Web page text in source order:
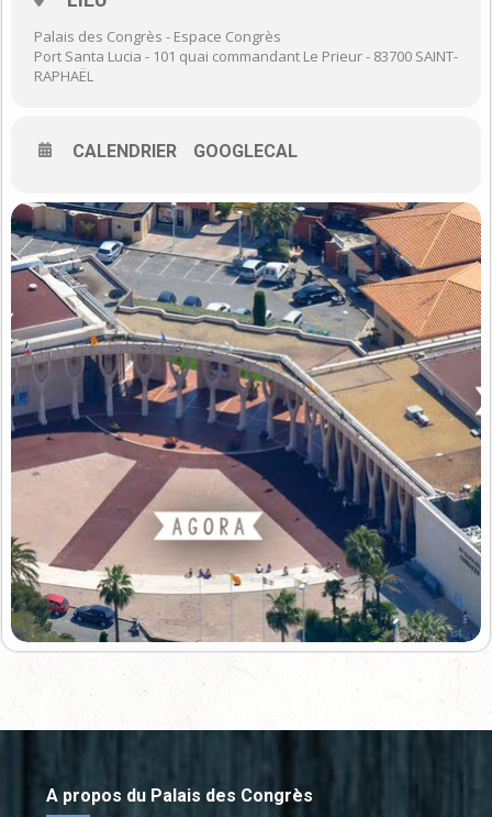
Vente de robes de mariée à emporter !
Ouverture au public : 10h-19h
Palais des Congrès - Espace Congrès
Port Santa Lucia - 101 quai commandant Le Prieur - 83700 SAINT-
RAPHAËL
CALENDRIER GOOGLECAL
A propos du Palais des Congrès